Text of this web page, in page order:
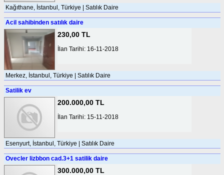
Kağıthane, İstanbul, Türkiye | Satılık Daire
Acil sahibinden satılık daire
230,00 TL
İlan Tarihi: 16-11-2018
Merkez, İstanbul, Türkiye | Satılık Daire
Satilik ev
200.000,00 TL
İlan Tarihi: 15-11-2018
Esenyurt, İstanbul, Türkiye | Satılık Daire
Ovecler lizbbon cad.3+1 satilik daire
300.000,00 TL